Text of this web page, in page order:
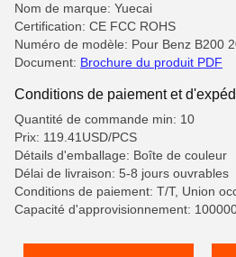
Nom de marque: Yuecai
Certification: CE FCC ROHS
Numéro de modèle: Pour Benz B200
Document: Brochure du produit PDF
Conditions de paiement et
Quantité de commande min: 10
Prix: 119.41USD/PCS
Détails d'emballage: Boîte de couleur
Délai de livraison: 5-8 jours ouvrables
Conditions de paiement: T/T, Union
Capacité d'approvisionnement: